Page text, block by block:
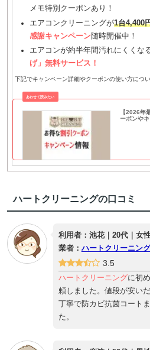
メモ特別クーポンあり！
エアコンクリーニングが1台4,400
感謝キャンペーン随時開催中！
エアコンが約半年間汚れにくくな
げ」無料サービス！
下記でキャンペーン詳細やクーポンの使い方につ
【2026年
ーポンや
ハートクリーニングの口コミ
利用者：池花｜20代｜女性
業者： ハートクリーニング
3.5
ハートクリーニングに初
頼しました。値段が安い
丁寧で防カビ抗菌コート
た。